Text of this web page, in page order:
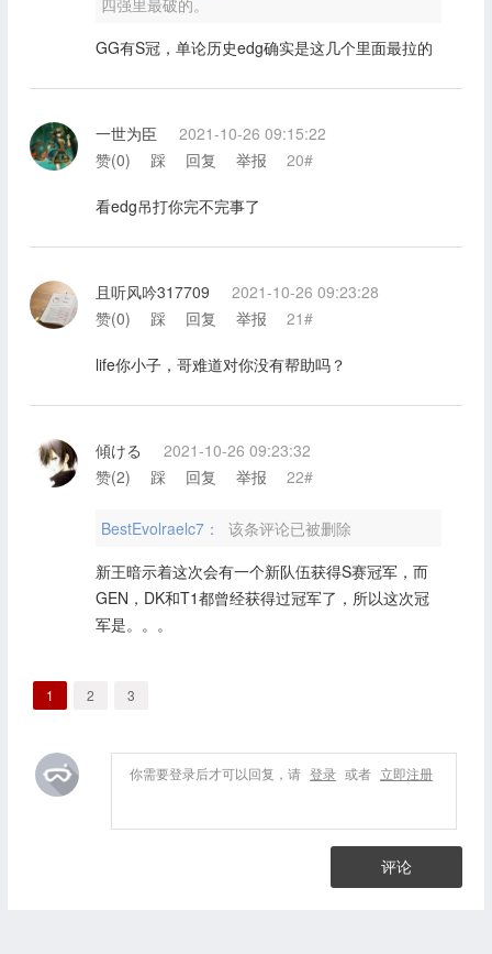
四强里最破的。
GG有S冠，单论历史edg确实是这几个里面最拉的
一世为臣
2021-10-26 09:15:22
赞(0) 踩 回复 举报 20#
看edg吊打你完不完事了
且听风吟317709
2021-10-26 09:23:28
赞(0) 踩 回复 举报 21#
life你小子，哥难道对你没有帮助吗？
傾ける
2021-10-26 09:23:32
赞(2) 踩 回复 举报 22#
BestEvolraelc7：
该条评论已被删除
新王暗示着这次会有一个新队伍获得S赛冠军，而
GEN，DK和T1都曾经获得过冠军了，所以这次冠
军是。。。
1 2 3
你需要登录后才可以回复，请 登录 或者 立即注册
评论